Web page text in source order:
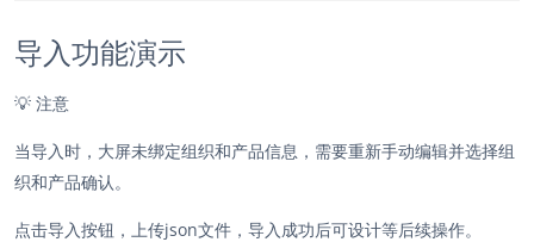
导入功能演示
💡 注意
当导入时，大屏未绑定组织和产品信息，需要重新手动编辑并选择组
织和产品确认。
点击导入按钮，上传json文件，导入成功后可设计等后续操作。